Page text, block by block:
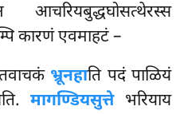
कारणं एवमाहटं –
भ्रूनहाति पदं पाळियं
मागण्डियसुत्तेभरियाय